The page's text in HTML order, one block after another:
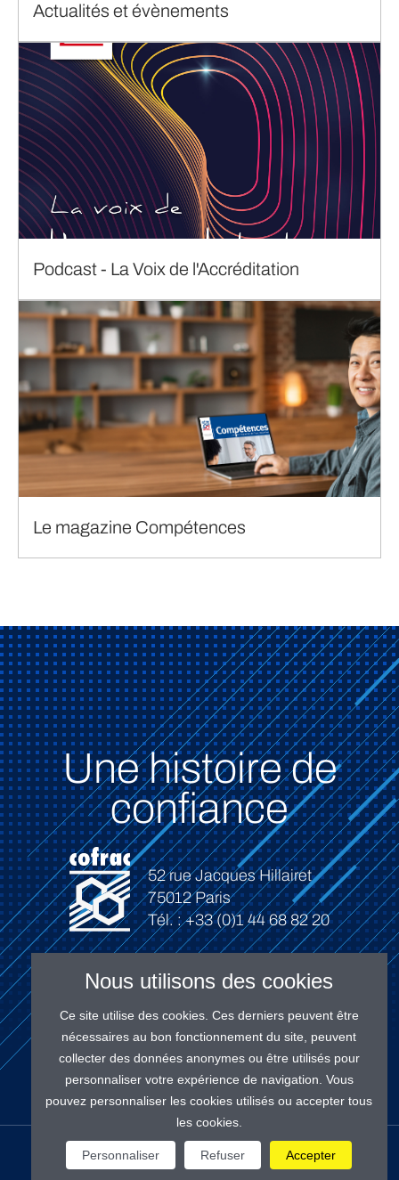
Actualités et évènements
Podcast - La Voix de l'Accréditation
Le magazine Compétences
Une histoire de
confiance
52 rue Jacques Hillairet
75012 Paris
Tél. : +33 (0)1 44 68 82 20
Connexion
NOS RÉSEAUX
Nous utilisons des cookies
Ce site utilise des cookies. Ces derniers peuvent être
nécessaires au bon fonctionnement du site, peuvent
collecter des données anonymes ou être utilisés pour
personnaliser votre expérience de navigation. Vous
pouvez personnaliser les cookies utilisés ou accepter tous
les cookies.
Personnaliser Refuser Accepter